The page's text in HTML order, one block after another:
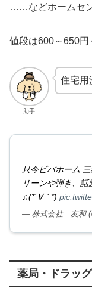
……などホームセン
値段は600～650円
助手
住宅用
只今ビバホーム
リーンや弾き、
♫(*´∀｀*)
— 株式会社 友和
薬局・ドラッ